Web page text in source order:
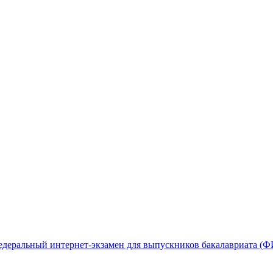
интернет-экзамен для выпускников бакалавриата